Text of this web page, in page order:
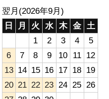
翌月(2026年9月)
日
月 火 水 木 金
土
1
2 3 4
5
6
7 8 9 10 11
12
13 14 15 16 17 18 19
20 21 22 23 24 25 26